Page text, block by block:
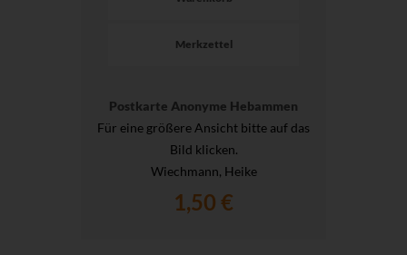
Merkzettel
Postkarte Anonyme Hebammen
Für eine größere Ansicht bitte auf das
Bild klicken.
Wiechmann, Heike
1,50 €